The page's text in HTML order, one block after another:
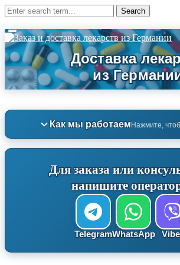
Как мы работаемНажмите,
Для заказа или
напишите
TelegramWhatsApp